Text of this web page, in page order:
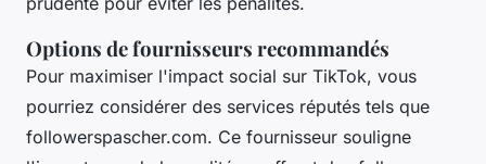
Options de fournisseurs recommandés
Pour maximiser l'impact social sur TikTok, vous
pourriez considérer des services réputés tels que
followerspascher.com. Ce fournisseur souligne